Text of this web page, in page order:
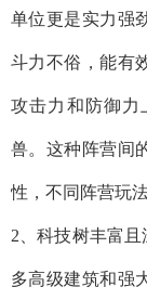
单位更是实力强
斗力不俗，能有
攻击力和防御力
兽。这种阵营间
性，不同阵营玩
2、科技树丰富
多高级建筑和强